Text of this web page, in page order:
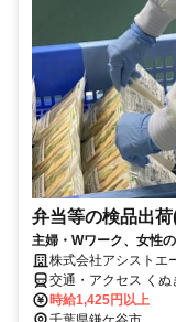
弁当等の検品出
主婦・Wワーク、女性
株式会社アシストエ
交通・アクセス く
転車通勤OK
時給1,425円以上